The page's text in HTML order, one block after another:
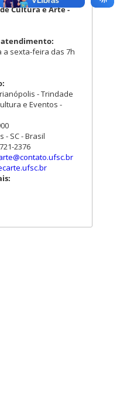
Cultura e Arte -
a sexta-feira das 7h
- Trindade
e Eventos -
- SC - Brasil
2376